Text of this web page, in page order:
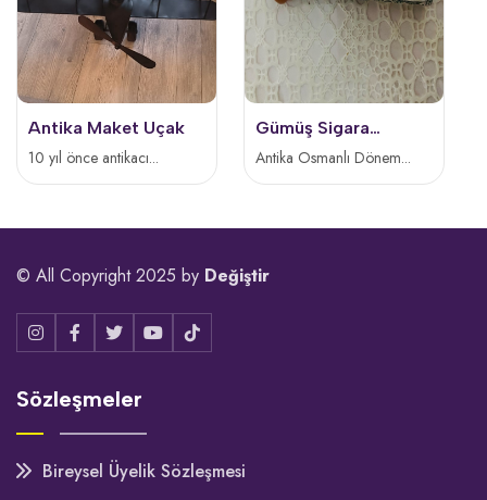
Antika Maket Uçak
10 yıl önce antikacı...
Gümüş Sigara
Ağızlığı
Antika Osmanlı Dönem...
© All Copyright 2025 by Değiştir
Sözleşmeler
Bireysel Üyelik Sözleşmesi